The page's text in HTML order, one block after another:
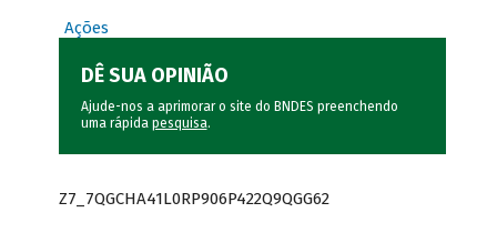
Ações
DÊ SUA OPINIÃO
Ajude-nos a aprimorar o site do BNDES preenchendo
uma rápida pesquisa.
Z7_7QGCHA41L0RP906P422Q9QGG62